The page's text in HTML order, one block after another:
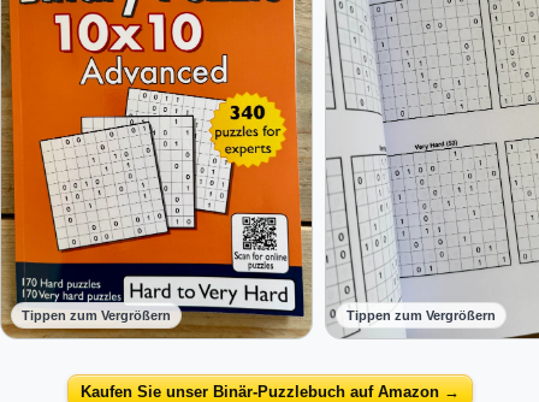
Tippen zum Vergrößern Tippen zum Vergrößern
Kaufen Sie unser Binär-Puzzlebuch auf Amazon →